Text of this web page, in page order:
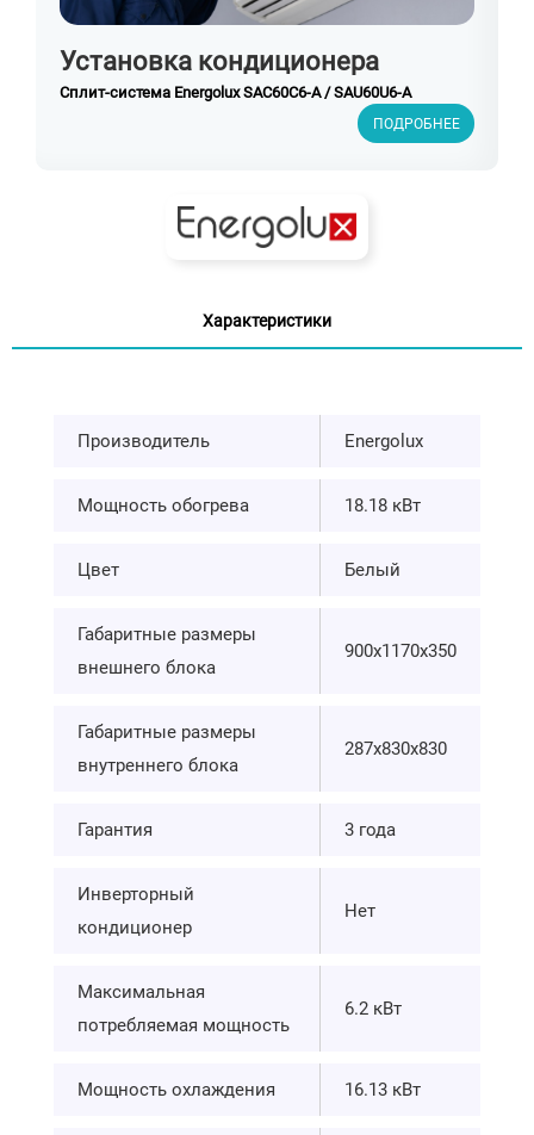
Установка кондиционера
Сплит-система Energolux SAС60С6-A / SAU60U6-A
ПОДРОБНЕЕ
Характеристики
Производитель Energolux
Мощность обогрева 18.18 кВт
Цвет Белый
Габаритные размеры
внешнего блока
900x1170x350
Габаритные размеры
внутреннего блока
287х830x830
Гарантия 3 года
Инверторный
кондиционер
Нет
Максимальная
потребляемая мощность
6.2 кВт
Мощность охлаждения 16.13 кВт